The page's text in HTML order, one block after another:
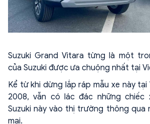
Suzuki Grand Vitara từng là một
của Suzuki được ưa chuộng nhất tại
Kể từ khi dừng lắp ráp mẫu xe này tại
2008, vẫn có lác đác những chiếc
Suzuki này vào thị trường thông qua
mại.